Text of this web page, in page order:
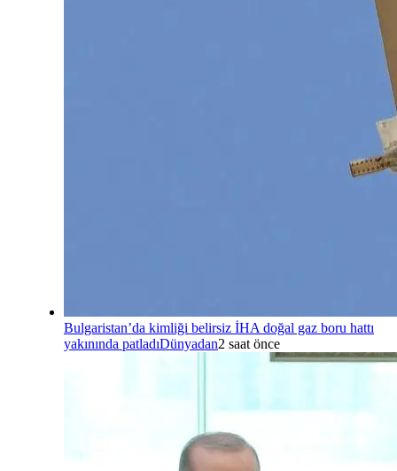
Bulgaristan’da kimliği belirsiz İHA doğal gaz boru hattı
yakınında patladıDünyadan2 saat önce